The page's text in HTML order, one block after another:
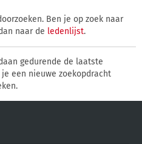
Ben je op zoek naar
naar de ledenlijst.
gedurende de laatste
een nieuwe zoekopdracht